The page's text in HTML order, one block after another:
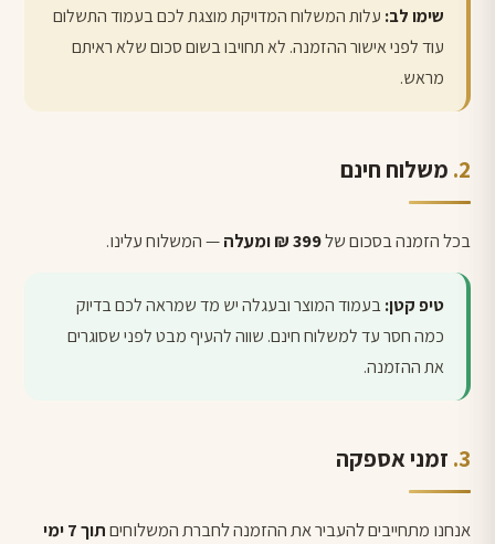
שימו לב: עלות המשלוח המדויקת מוצגת לכם בעמוד התשלום
עוד לפני אישור ההזמנה. לא תחויבו בשום סכום שלא ראיתם
מראש.
משלוח חינם
בכל הזמנה בסכום של399 ₪ ומעלה — המשלוח עלינו.
טיפ קטן:בעמוד המוצר ובעגלה יש מד שמראה לכם בדיוק
כמה חסר עד למשלוח חינם. שווה להעיף מבט לפני שסוגרים
את ההזמנה.
זמני אספקה
אנחנו מתחייבים להעביר את ההזמנה לחברת המשלוחים
תוך 7 ימי